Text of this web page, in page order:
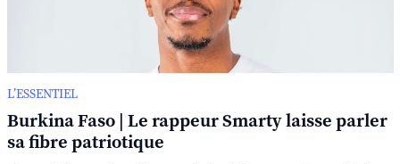
L’ESSENTIEL
Burkina Faso | Le rappeur Smarty laisse parler
sa fibre patriotique